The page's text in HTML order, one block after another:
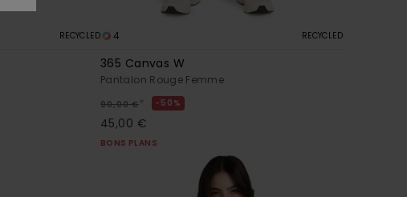
RECYCLED 4 RECYCLED
365 Canvas W
Pantalon Rouge Femme
90,00 € * 50%
45,00 €
BONS PLANS